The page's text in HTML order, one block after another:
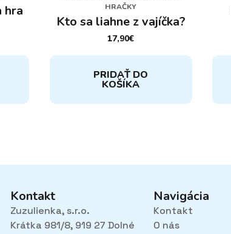
hra
HRAČKY
Kto sa liahne z vajíčka?
17,90€
PRIDAŤ DO
KOŠÍKA
Kontakt
Zuzulienka, s.r.o.
Krátka 981/8, 919 27 Dolné
Navigácia
Kontakt
O nás